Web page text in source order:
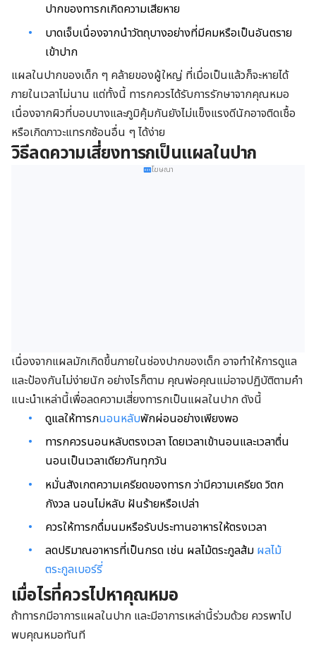
ปากของทารกเกิดความเสียหาย
บาดเจ็บเนื่องจากนำวัตถุบางอย่างที่มีคมหรือเป็นอันตราย
เข้าปาก
แผลในปากของเด็ก ๆ คล้ายของผู้ใหญ่ ที่เมื่อเป็นแล้วก็จะหายได้
ภายในเวลาไม่นาน แต่ทั้งนี้ ทารกควรได้รับการรักษาจากคุณหมอ
เนื่องจากผิวที่บอบบางและภูมิคุ้มกันยังไม่แข็งแรงดีนักอาจติดเชื้อ
หรือเกิดภาวะแทรกซ้อนอื่น ๆ ได้ง่าย
วิธีลดความเสี่ยงทารกเป็นแผลในปาก
โฆษณา
เนื่องจากแผลมักเกิดขึ้นภายในช่องปากของเด็ก อาจทำให้การดูแล
และป้องกันไม่ง่ายนัก อย่างไรก็ตาม คุณพ่อคุณแม่อาจปฏิบัติตามคำ
แนะนำเหล่านี้เพื่อลดความเสี่ยงทารกเป็นแผลในปาก ดังนี้
ดูแลให้ทารกนอนหลับพักผ่อนอย่างเพียงพอ
ทารกควรนอนหลับตรงเวลา โดยเวลาเข้านอนและเวลาตื่น
นอนเป็นเวลาเดียวกันทุกวัน
หมั่นสังเกตความเครียดของทารก ว่ามีความเครียด วิตก
กังวล นอนไม่หลับ ฝันร้ายหรือเปล่า
ควรให้ทารกดื่มนมหรือรับประทานอาหารให้ตรงเวลา
ลดปริมาณอาหารที่เป็นกรด เช่น ผลไม้ตระกูลส้ม ผลไม้
ตระกูลเบอร์รี่
เมื่อไรที่ควรไปหาคุณหมอ
ถ้าทารกมีอาการแผลในปาก และมีอาการเหล่านี้ร่วมด้วย ควรพาไป
พบคุณหมอทันที